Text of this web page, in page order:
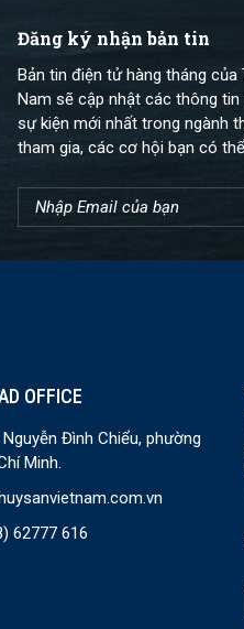
Đăng ký nhận bản tin
Bản tin điện tử hàng tháng của
Nam sẽ cập nhật các thông
sự kiện mới nhất trong ngành
tham gia, các cơ hội bạn có
OFFICE
Đình Chiểu, phường
Minh.
62777 616